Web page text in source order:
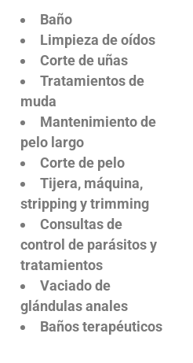
Baño
Limpieza de oídos
Corte de uñas
Tratamientos de
muda
Mantenimiento de
pelo largo
Corte de pelo
Tijera, máquina,
stripping y trimming
Consultas de
control de parásitos y
tratamientos
Vaciado de
glándulas anales
Baños terapéuticos